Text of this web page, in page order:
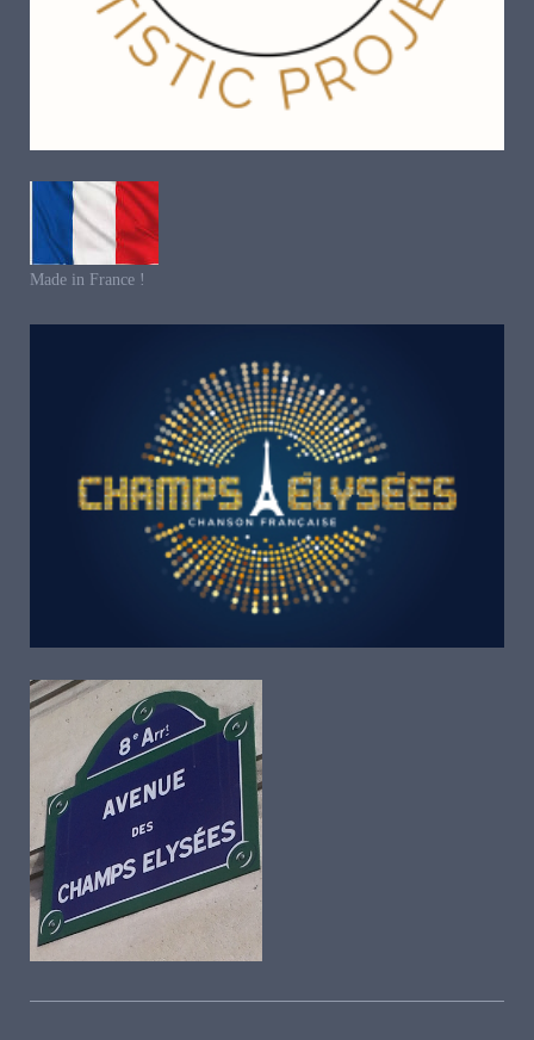
Made in France !